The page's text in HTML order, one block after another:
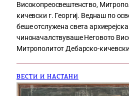
Високопреосвештенство,
кичевски г. Георгиј. Веднаш по
беше отслужена света
чиноначалствуваше Неговото
Митрополитот Дебарско-кичевски
ВЕСТИ И НАСТАНИ